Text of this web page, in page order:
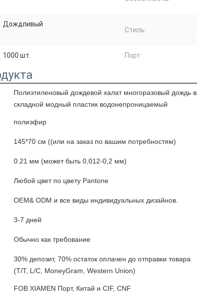
Дождливый
Стиль:
1000 шт. Порт:
Полиэтиленовый дождевой халат многоразовый дождь
складной модный пластик водонепроницаемый
полиэфир
145*70 см ((или на заказ по вашим потребностям)
0.21 мм (может быть 0,012-0,2 мм)
Любой цвет по цвету Pantone
OEM& ODM и все виды индивидуальных дизайнов.
3-7 дней
Обычно как требование
30% депозит, 70% остаток оплачен до отправки товара
(T/T, L/C, MoneyGram, Western Union)
FOB XIAMEN Порт, Китай и CIF, CNF